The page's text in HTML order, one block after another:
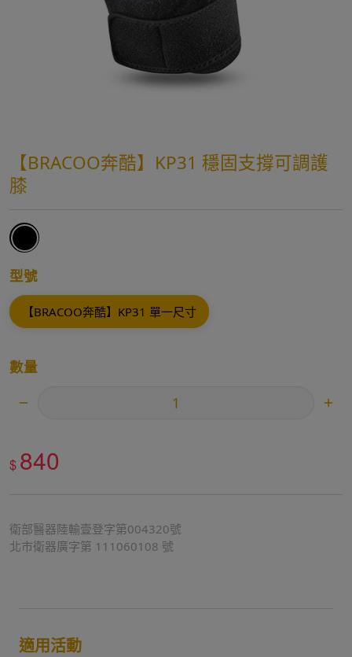
【BRACOO奔酷】KP31 穩固支撐可調護
膝
型號
【BRACOO奔酷】KP31 單一尺寸
數量
$ 840
衛部醫器陸輸壹登字第004320號
北市衛器廣字第 111060108 號
適用活動